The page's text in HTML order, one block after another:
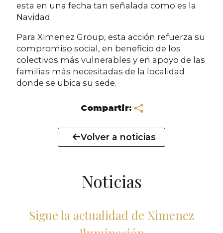
esta en una fecha tan señalada como es la
Navidad.
Para Ximenez Group, esta acción refuerza su
compromiso social, en beneficio de los
colectivos más vulnerables y en apoyo de las
familias más necesitadas de la localidad
donde se ubica su sede.
Compartir:
Volver a noticias
Noticias
Sigue la actualidad de Ximenez